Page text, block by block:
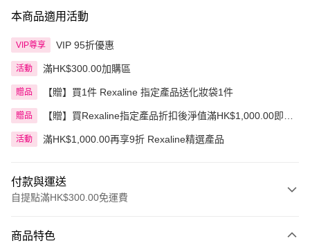
本商品適用活動
VIP尊享 VIP 95折優惠
活動 滿HK$300.00加購區
贈品 【贈】買1件 Rexaline 指定產品送化妝袋1件
贈品
【贈】買Rexaline指定產品折扣後淨值滿HK$1,000.00即送
活動 滿HK$1,000.00再享9折 Rexaline精選產品
付款與運送
自提點滿HK$300.00免運費
信用卡
商品特色